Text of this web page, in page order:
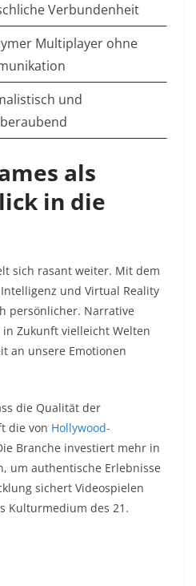
Verbundenheit
Multiplayer ohne
und
als
in die
sich rasant weiter. Mit dem
und Virtual Reality
persönlicher. Narrative
in Zukunft vielleicht Welten
an unsere Emotionen
die Qualität der
die von Hollywood-
Branche investiert mehr in
um authentische Erlebnisse
sichert Videospielen
Kulturmedium des 21.